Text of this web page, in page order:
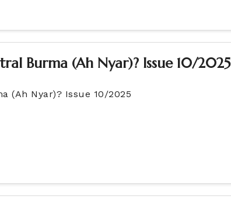
Burma (Ah Nyar)? Issue 10/2025
(Ah Nyar)? Issue 10/2025